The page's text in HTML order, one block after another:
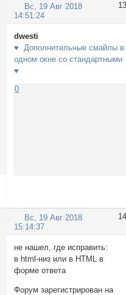
13
Вс, 19 Авг 2018
14:51:24
dwesti
♥ Дополнительные смайлы в
одном окне со стандартными
♥
0
14
Вс, 19 Авг 2018
15:14:37
не нашел, где исправить:
в html-низ или в HTML в
форме ответа
Форум зарегистрирован на